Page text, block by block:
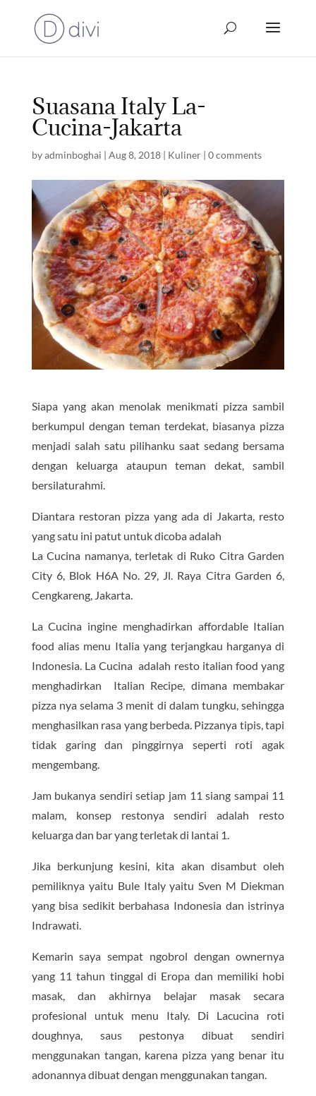
Suasana Italy La-
Cucina-Jakarta
byadminboghai | Aug 8, 2018| Kuliner| 0 comments
Siapa yang akan menolak menikmati pizza sambil
berkumpul dengan teman terdekat, biasanya pizza
menjadi salah satu pilihanku saat sedang bersama
dengan keluarga ataupun teman dekat, sambil
bersilaturahmi.
Diantara restoran pizza yang ada di Jakarta, resto
yang satu ini patut untuk dicoba adalah
La Cucina namanya, terletak di Ruko Citra Garden
City 6, Blok H6A No. 29, Jl. Raya Citra Garden 6,
Cengkareng, Jakarta.
La Cucina ingine menghadirkan affordable Italian
food alias menu Italia yang terjangkau harganya di
Indonesia. La Cucina adalah resto italian food yang
menghadirkan Italian Recipe, dimana membakar
pizza nya selama 3 menit di dalam tungku, sehingga
menghasilkan rasa yang berbeda. Pizzanya tipis, tapi
tidak garing dan pinggirnya seperti roti agak
mengembang.
Jam bukanya sendiri setiap jam 11 siang sampai 11
malam, konsep restonya sendiri adalah resto
keluarga dan bar yang terletak di lantai 1.
Jika berkunjung kesini, kita akan disambut oleh
pemiliknya yaitu Bule Italy yaitu Sven M Diekman
yang bisa sedikit berbahasa Indonesia dan istrinya
Indrawati.
Kemarin saya sempat ngobrol dengan ownernya
yang 11 tahun tinggal di Eropa dan memiliki hobi
masak, dan akhirnya belajar masak secara
profesional untuk menu Italy. Di Lacucina roti
doughnya, saus pestonya dibuat sendiri
menggunakan tangan, karena pizza yang benar itu
adonannya dibuat dengan menggunakan tangan.